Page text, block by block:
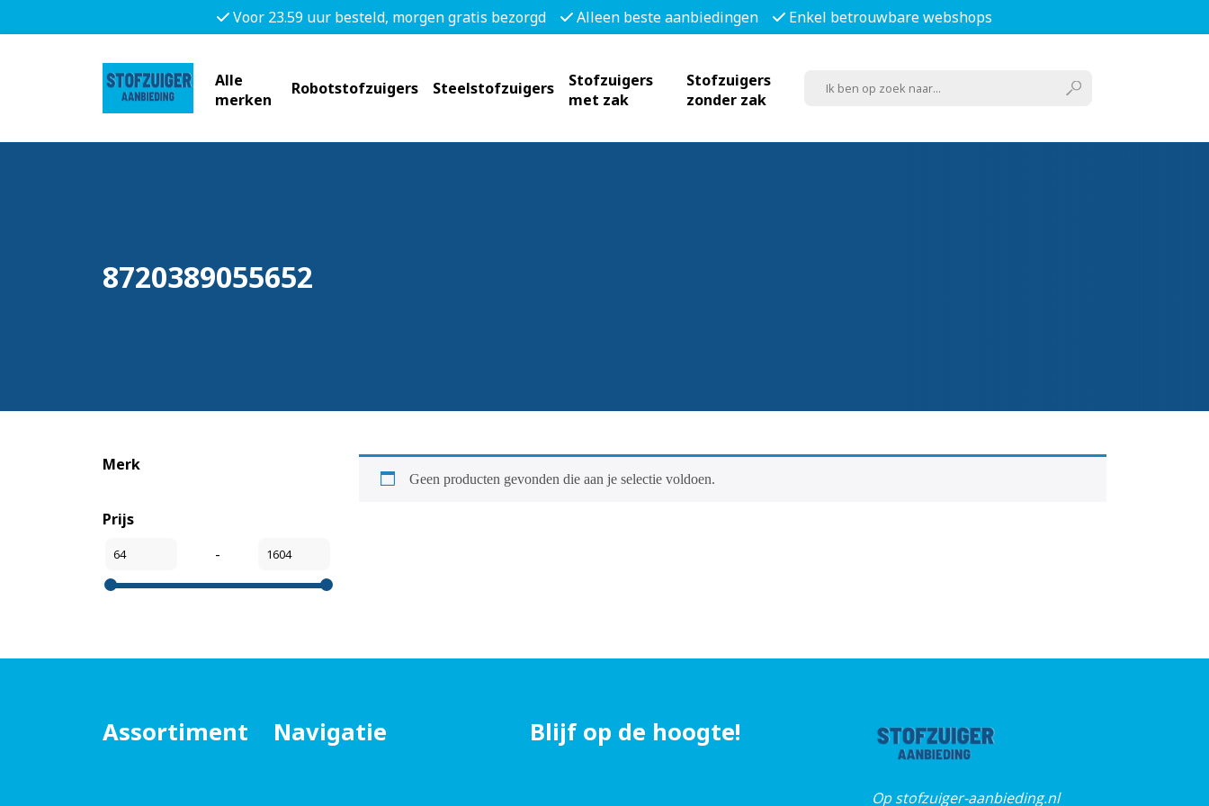
Voor 23.59 uur besteld, morgen gratis bezorgd Alleen beste aanbiedingen Enkel betrouwbare webshops
Alle
merken Robotstofzuigers Steelstofzuigers Stofzuigers
met zak
Stofzuigers
zonder zak
8720389055652
Merk
Prijs
-
Geen producten gevonden die aan je selectie voldoen.
Assortiment Navigatie Blijf op de hoogte!
Op stofzuiger-aanbieding.nl